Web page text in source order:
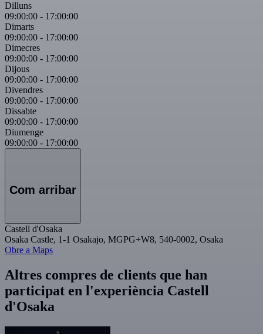
Dilluns
09:00:00 - 17:00:00
Dimarts
09:00:00 - 17:00:00
Dimecres
09:00:00 - 17:00:00
Dijous
09:00:00 - 17:00:00
Divendres
09:00:00 - 17:00:00
Dissabte
09:00:00 - 17:00:00
Diumenge
09:00:00 - 17:00:00
Com arribar
Castell d'Osaka
Osaka Castle, 1-1 Osakajo, MGPG+W8, 540-0002, Osaka
Obre a Maps
Altres compres de clients que han
participat en l'experiència Castell
d'Osaka